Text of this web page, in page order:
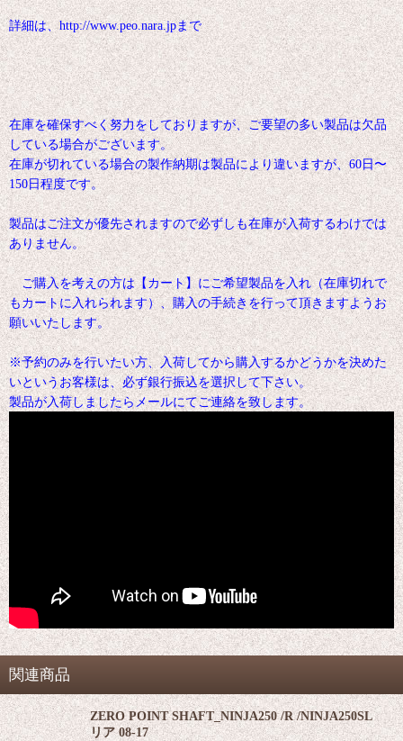
詳細は、http://www.peo.nara.jpまで
在庫を確保すべく努力をしておりますが、ご要望の多い製品は欠品
している場合がございます。
在庫が切れている場合の製作納期は製品により違いますが、60日〜
150日程度です。
製品はご注文が優先されますので必ずしも在庫が入荷するわけでは
ありません。
ご購入を考えの方は【カート】にご希望製品を入れ（在庫切れで
もカートに入れられます）、購入の手続きを行って頂きますようお
願いいたします。
※予約のみを行いたい方、入荷してから購入するかどうかを決めた
いというお客様は、必ず銀行振込を選択して下さい。
製品が入荷しましたらメールにてご連絡を致します。
関連商品
ZERO POINT SHAFT_NINJA250 /R /NINJA250SL
リア 08-17